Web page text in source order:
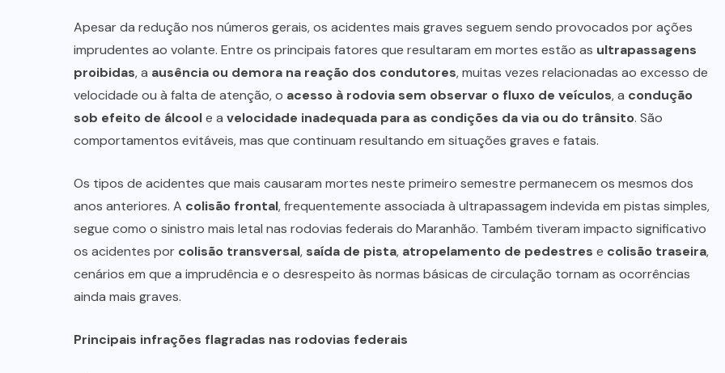
Apesar da redução nos números gerais, os acidentes mais graves seguem sendo provocados por ações
imprudentes ao volante. Entre os principais fatores que resultaram em mortes estão as ultrapassagens
proibidas, a ausência ou demora na reação dos condutores, muitas vezes relacionadas ao excesso de
velocidade ou à falta de atenção, o acesso à rodovia sem observar o fluxo de veículos, a condução
sob efeito de álcoole a velocidade inadequada para as condições da via ou do trânsito. São
comportamentos evitáveis, mas que continuam resultando em situações graves e fatais.
Os tipos de acidentes que mais causaram mortes neste primeiro semestre permanecem os mesmos dos
anos anteriores. A colisão frontal, frequentemente associada à ultrapassagem indevida em pistas simples,
segue como o sinistro mais letal nas rodovias federais do Maranhão. Também tiveram impacto significativo
os acidentes por colisão transversal, saída de pista, atropelamento de pedestres e colisão traseira,
cenários em que a imprudência e o desrespeito às normas básicas de circulação tornam as ocorrências
ainda mais graves.
Principais infrações flagradas nas rodovias federais